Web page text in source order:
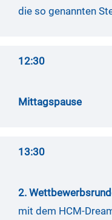
die so genannten
12:30
Mittagspause
13:30
2.
mit dem HCM-